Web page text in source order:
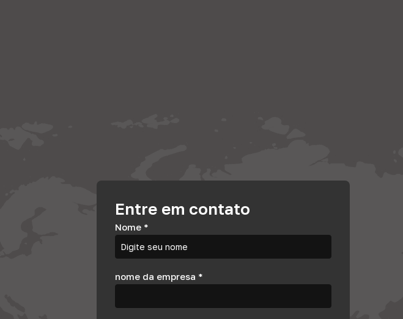
Entre em contato
Nome *
nome da empresa *